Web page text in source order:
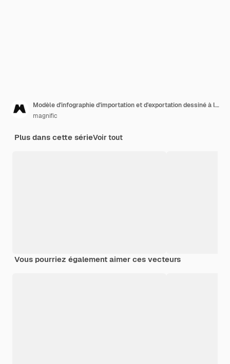
Modèle d'infographie d'importation et d'exportation dessiné à la main
magnific
Plus dans cette sérieVoir tout
Vous pourriez également aimer ces vecteurs